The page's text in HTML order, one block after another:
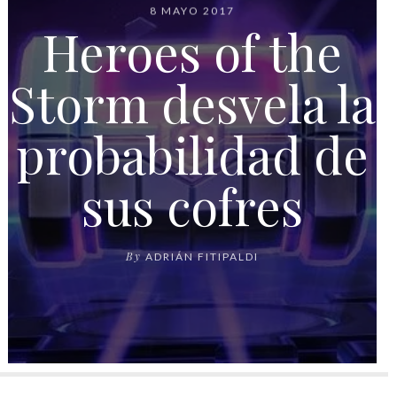
8 MAYO 2017
Heroes of the
Storm desvela la
probabilidad de
sus cofres
By ADRIÁN FITIPALDI